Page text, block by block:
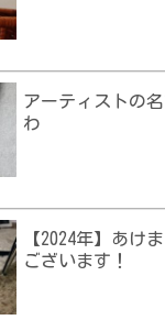
アーティストの
わ
【2024年】あけ
ございます！